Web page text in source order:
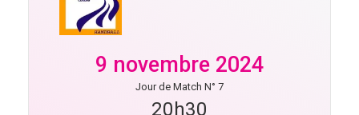
9 novembre 2024
Jour de Match N° 7
20h30